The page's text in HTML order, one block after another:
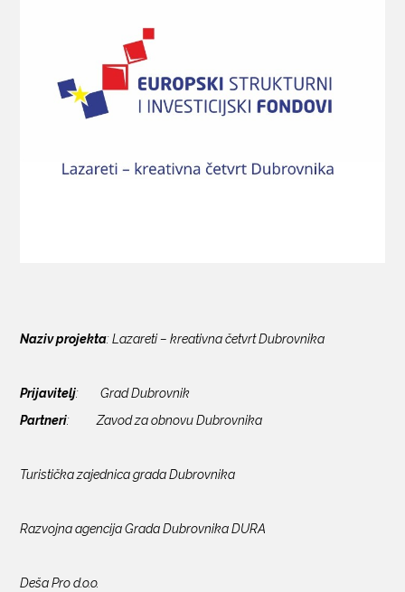
Naziv projekta: Lazareti – kreativna četvrt Dubrovnika
Prijavitelj: Grad Dubrovnik
Partneri: Zavod za obnovu Dubrovnika
Turistička zajednica grada Dubrovnika
Razvojna agencija Grada Dubrovnika DURA
Deša Pro d.o.o.